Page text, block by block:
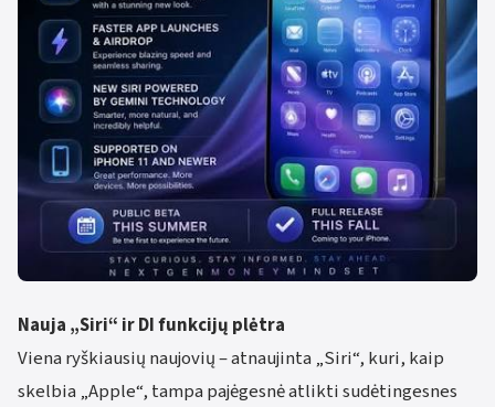
Nauja „Siri“ ir DI funkcijų plėtra
Viena ryškiausių naujovių – atnaujinta „Siri“, kuri, kaip
skelbia „Apple“, tampa pajėgesnė atlikti sudėtingesnes